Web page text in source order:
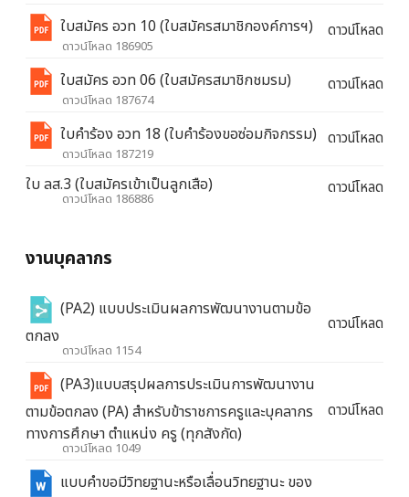
ใบสมัคร อวท 10 (ใบสมัครสมาชิกองค์การฯ)
ดาวน์โหลด 186905
ดาวน์โหลด
ใบสมัคร อวท 06 (ใบสมัครสมาชิกชมรม)
ดาวน์โหลด 187674
ดาวน์โหลด
ใบคำร้อง อวท 18 (ใบคำร้องขอซ่อมกิจกรรม)
ดาวน์โหลด 187219
ดาวน์โหลด
ใบ ลส.3 (ใบสมัครเข้าเป็นลูกเสือ)
ดาวน์โหลด 186886
ดาวน์โหลด
งานบุคลากร
(PA2) แบบประเมินผลการพัฒนางานตามข้อ
ตกลง
ดาวน์โหลด 1154
ดาวน์โหลด
(PA3)แบบสรุปผลการประเมินการพัฒนางาน
ตามข้อตกลง (PA) สําหรับข้าราชการครูและบุคลากร
ทางการศึกษา ตําแหน่ง ครู (ทุกสังกัด)
ดาวน์โหลด 1049
ดาวน์โหลด
แบบคำขอมีวิทยฐานะหรือเลื่อนวิทยฐานะ ของ